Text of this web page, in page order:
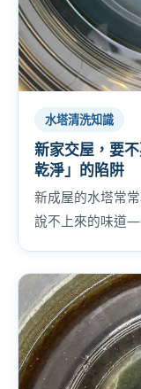
水塔清洗知識
新家交屋，要
乾淨」的陷阱
新成屋的水塔常
說不上來的味道
斷，一篇講清楚。